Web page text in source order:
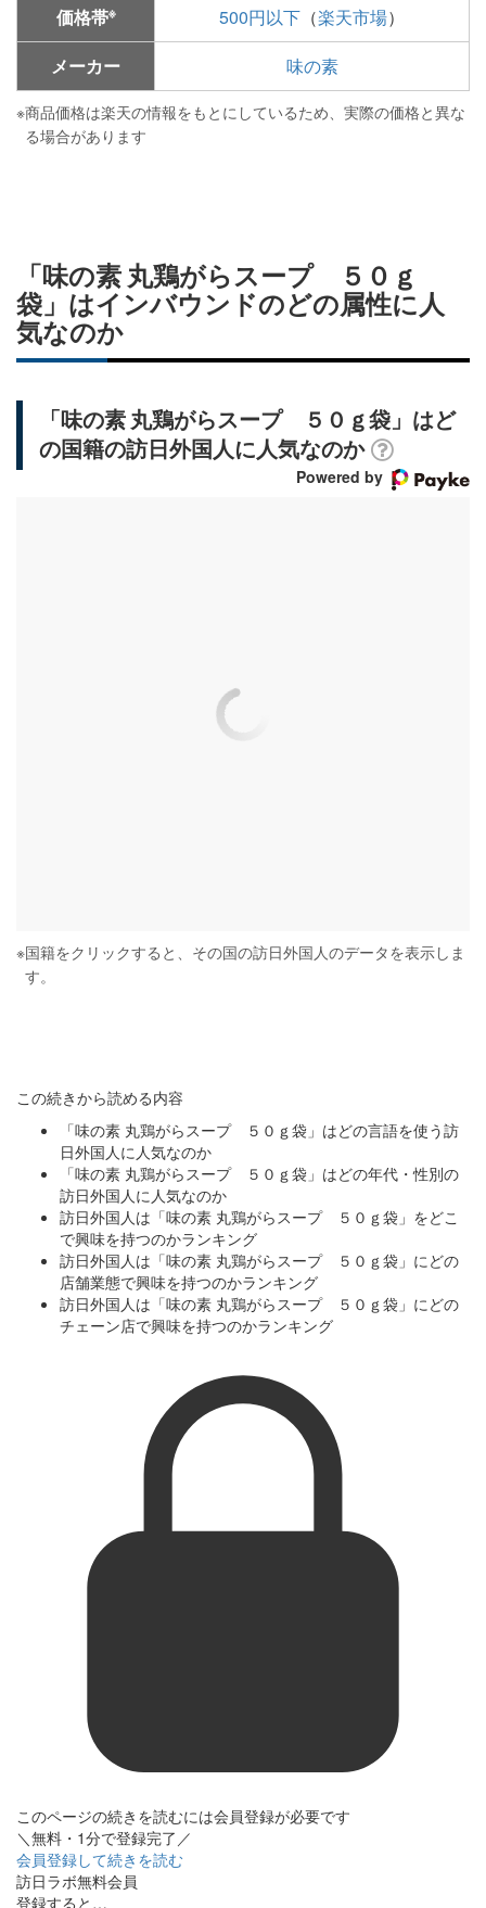
価格帯※ 500円以下 （楽天市場）
メーカー
味の素
※商品価格は楽天の情報をもとにしているため、実際の価格と異な
る場合があります
「味の素 丸鶏がらスープ ５０ｇ
袋」はインバウンドのどの属性に人
気なのか
「味の素 丸鶏がらスープ ５０ｇ袋」はど
の国籍の訪日外国人に人気なのか
Powered by
※国籍をクリックすると、その国の訪日外国人のデータを表示しま
す。
この続きから読める内容
「味の素 丸鶏がらスープ ５０ｇ袋」はどの言語を使う訪
日外国人に人気なのか
「味の素 丸鶏がらスープ ５０ｇ袋」はどの年代・性別の
訪日外国人に人気なのか
訪日外国人は「味の素 丸鶏がらスープ ５０ｇ袋」をどこ
で興味を持つのかランキング
訪日外国人は「味の素 丸鶏がらスープ ５０ｇ袋」にどの
店舗業態で興味を持つのかランキング
訪日外国人は「味の素 丸鶏がらスープ ５０ｇ袋」にどの
チェーン店で興味を持つのかランキング
このページの続きを読むには会員登録が必要です
＼無料・1分で登録完了／
会員登録して続きを読む
訪日ラボ無料会員
登録すると…